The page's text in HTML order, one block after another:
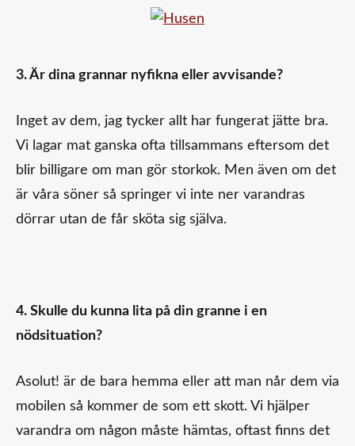
3. Är dina grannar nyfikna eller avvisande?
Inget av dem, jag tycker allt har fungerat jätte bra.
Vi lagar mat ganska ofta tillsammans eftersom det
blir billigare om man gör storkok. Men även om det
är våra söner så springer vi inte ner varandras
dörrar utan de får sköta sig själva.
4. Skulle du kunna lita på din granne i en
nödsituation?
Asolut! är de bara hemma eller att man når dem via
mobilen så kommer de som ett skott. Vi hjälper
varandra om någon måste hämtas, oftast finns det